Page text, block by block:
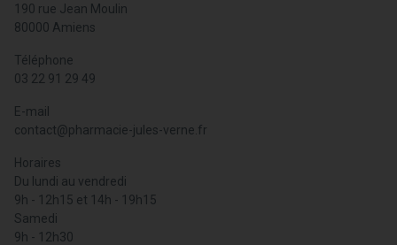
190 rue Jean Moulin
80000 Amiens
Téléphone
03 22 91 29 49
E-mail
contact@pharmacie-jules-verne.fr
Horaires
Du lundi au vendredi
9h - 12h15 et 14h - 19h15
Samedi
9h - 12h30